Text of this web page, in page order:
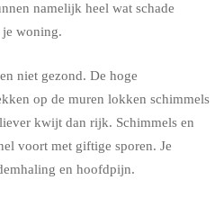
namelijk heel wat schade
je woning.
niet gezond. De hoge
op de muren lokken schimmels
kwijt dan rijk. Schimmels en
voort met giftige sporen. Je
en hoofdpijn.